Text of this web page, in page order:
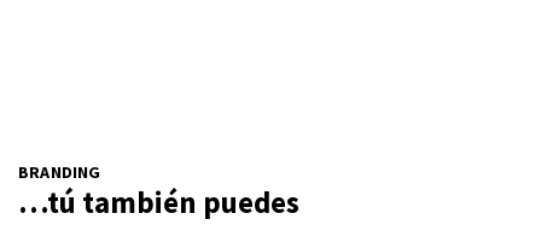
BRANDING
…tú también puedes